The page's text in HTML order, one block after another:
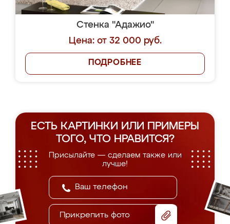
Стенка "Адажио"
Цена: от 32 000 руб.
ПОДРОБНЕЕ
ЕСТЬ КАРТИНКИ ИЛИ ПРИМЕРЫ
ТОГО, ЧТО НРАВИТСЯ?
Присылайте — сделаем также или
лучше!
Прикрепить фото